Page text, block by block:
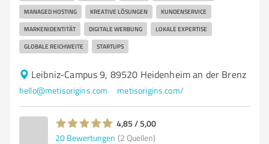
MANAGED HOSTING KREATIVE LÖSUNGEN KUNDENSERVICE
MARKENIDENTITÄT DIGITALE WERBUNG LOKALE EXPERTISE
GLOBALE REICHWEITE STARTUPS
Leibniz-Campus 9, 89520 Heidenheim an der Brenz
hello@metisorigins.com metisorigins.com/
4,85 / 5,00
20 Bewertungen (2 Quellen)